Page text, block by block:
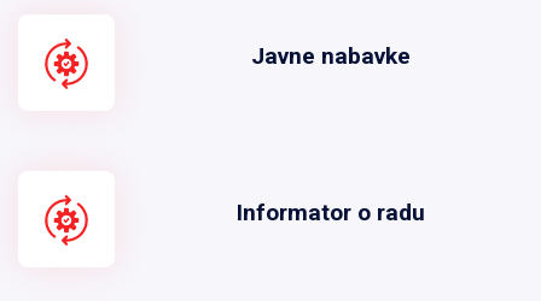
Javne nabavke
Informator o radu